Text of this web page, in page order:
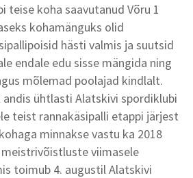
teise koha saavutanud Võru 1
kohamänguks olid
hästi valmis ja suutsid
endale edu sisse mängida ning
mõlemad poolajad kindlalt.
ühtlasti Alatskivi spordiklubi
teist rannakäsipalli etappi järjest
minnakse vastu ka 2018
viimasele
toimub 4. augustil Alatskivi